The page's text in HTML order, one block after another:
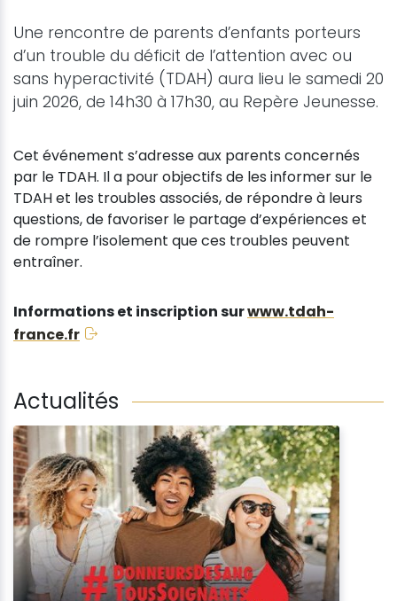
Une rencontre de parents d’enfants porteurs
d’un trouble du déficit de l’attention avec ou
sans hyperactivité (TDAH) aura lieu le samedi 20
juin 2026, de 14h30 à 17h30, au Repère Jeunesse.
Cet événement s’adresse aux parents concernés
par le TDAH. Il a pour objectifs de les informer sur le
TDAH et les troubles associés, de répondre à leurs
questions, de favoriser le partage d’expériences et
de rompre l’isolement que ces troubles peuvent
entraîner.
Informations et inscription surwww.tdah-
france.fr
Actualités